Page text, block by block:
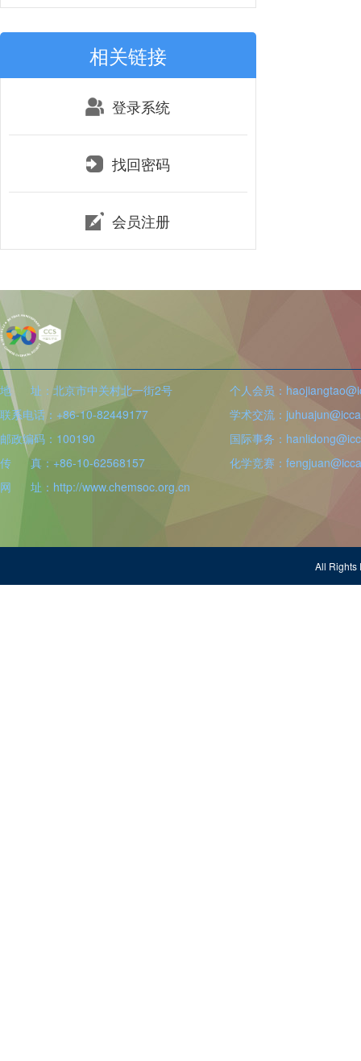
相关链接
登录系统
找回密码
会员注册
地 址：北京市中关村北一街2号
联系电话：+86-10-82449177
邮政编码：100190
传 真：+86-10-62568157
网 址：http://www.chemsoc.org.cn
个人会员：
学术交流：
国际事务：
化学竞赛：
All Rights